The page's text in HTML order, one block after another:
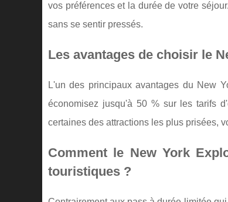
vos préférences et la durée de votre
sans se sentir pressés.
Les avantages de choisir le
L'un des principaux avantages du New
économisez jusqu'à 50 % sur les tarifs
certaines des attractions les plus prisées,
Comment le New York
touristiques ?